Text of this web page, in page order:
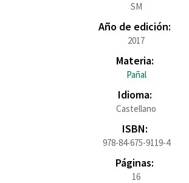
SM
Año de edición:
2017
Materia:
Pañal
Idioma:
Castellano
ISBN:
978-84-675-9119-4
Páginas:
16